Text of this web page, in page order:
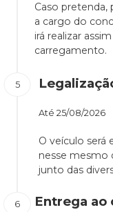
Caso pretenda,
a cargo do
irá realizar
carregamento.
Até 25/08/2026
O veículo será
nesse mesmo
junto das
Entrega ao